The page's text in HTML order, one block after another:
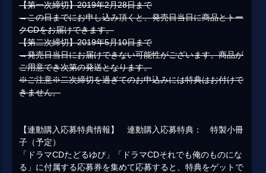
【第一次締切】2019年2月28日まで
→この日までにお申し込み頂くと、発売日当日に商品とトー
クCDをお届けできます。
【第二次締切】2019年5月10日まで
→発売日当日にお届けできない可能性がございます。商品が
ご用意でき次第の発送となります。
※ご注意※二次締切を過ぎてのお申込みには特典はお付けで
きません。
【連動購入応募特典情報】 連動購入応募特典： 特製小冊
子（予定）
「ドラマCDたどるゆび」「ドラマCDそれでも俺のものにな
る」に付属する応募券を集めて応募すると、特典をゲットで